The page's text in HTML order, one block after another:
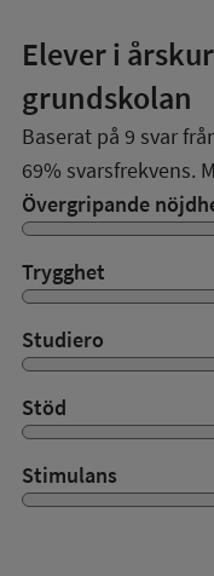
Elever i
grundskolan
Baserat på 9 svar
69% svarsfrekvens.
Övergripande
Trygghet
Studiero
Stöd
Stimulans